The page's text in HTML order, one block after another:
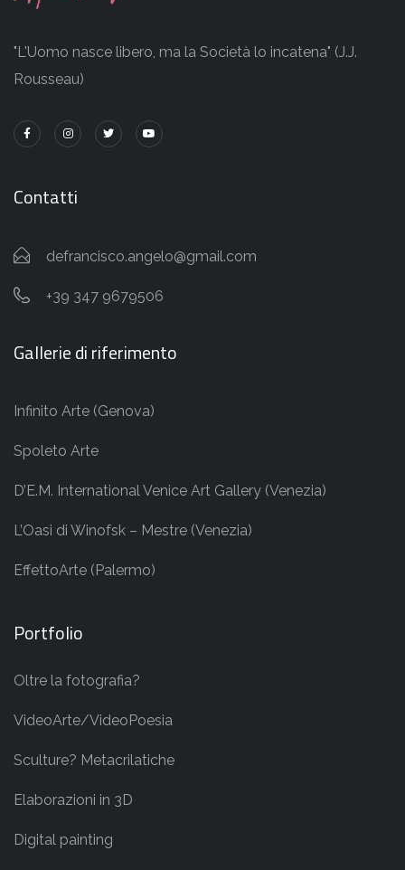
"L'Uomo nasce libero, ma la Società lo incatena" (J.J.
Rousseau)
Contatti
defrancisco.angelo@gmail.com
+39 347 9679506
Gallerie di riferimento
Infinito Arte (Genova)
Spoleto Arte
D’E.M. International Venice Art Gallery (Venezia)
L’Oasi di Winofsk – Mestre (Venezia)
EffettoArte (Palermo)
Portfolio
Oltre la fotografia?
VideoArte/VideoPoesia
Sculture? Metacrilatiche
Elaborazioni in 3D
Digital painting